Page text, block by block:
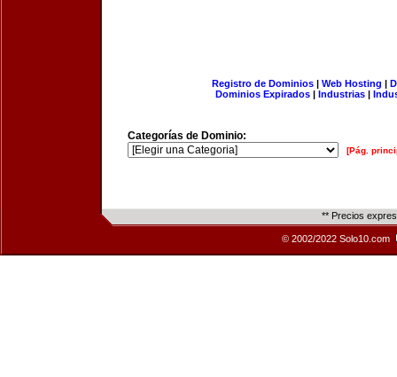
Registro de Dominios| Web Hosting |
Dominios Expirados | Industrias |
Categorías de Dominio:
[Pág.
** Precios
© 2002/2022 Solo10.com